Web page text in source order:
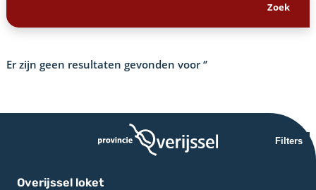
Er zijn geen resultaten gevonden voor‘’
Filters
Overijssel loket